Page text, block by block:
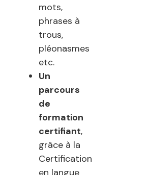
mots,
phrases à
trous,
pléonasmes
etc.
Un
parcours
de
formation
certifiant,
grâce à la
Certification
en langue